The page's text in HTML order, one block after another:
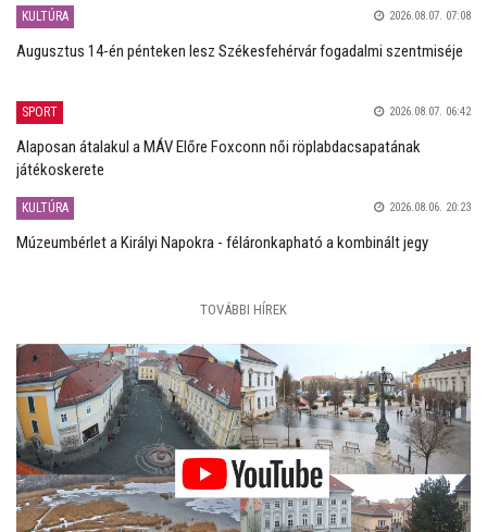
KULTÚRA 2026.08.07. 07:08
Augusztus 14-én pénteken lesz Székesfehérvár fogadalmi szentmiséje
SPORT 2026.08.07. 06:42
Alaposan átalakul a MÁV Előre Foxconn női röplabdacsapatának
játékoskerete
KULTÚRA 2026.08.06. 20:23
Múzeumbérlet a Királyi Napokra - féláronkapható a kombinált jegy
TOVÁBBI HÍREK